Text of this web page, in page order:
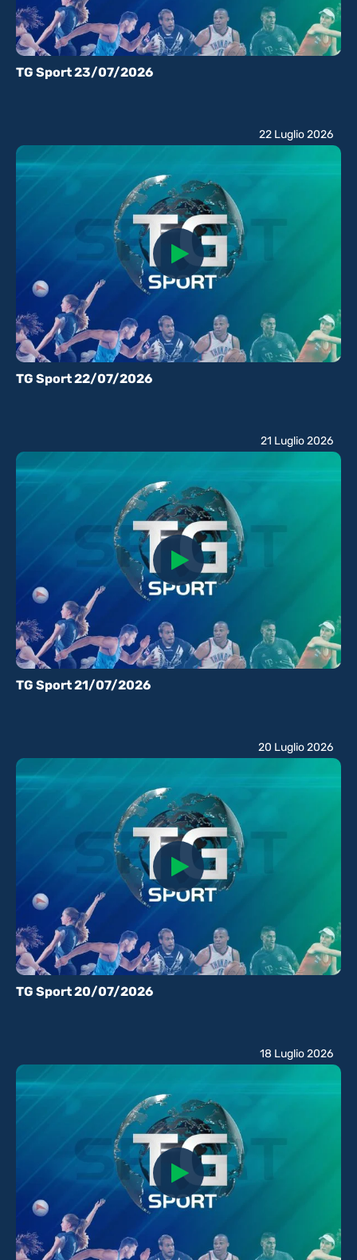
TG Sport 23/07/2026
TG Sport 22/07/2026
22 Luglio 2026
TG Sport 21/07/2026
21 Luglio 2026
TG Sport 20/07/2026
20 Luglio 2026
18 Luglio 2026